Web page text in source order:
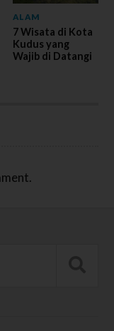
ALAM
7 Wisata di Kota
Kudus yang
Wajib di Datangi